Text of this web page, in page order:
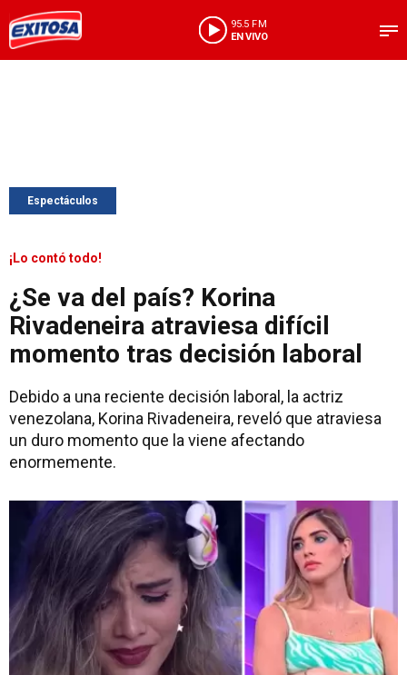
95.5 FM
EN VIVO
Espectáculos
¡Lo contó todo!
¿Se va del país? Korina
Rivadeneira atraviesa difícil
momento tras decisión laboral
Debido a una reciente decisión laboral, la actriz
venezolana, Korina Rivadeneira, reveló que atraviesa
un duro momento que la viene afectando
enormemente.